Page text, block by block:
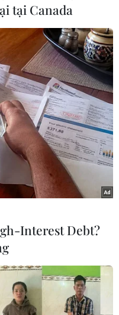
Hợp, Giám đốc
câu chuyện cổ tích
dũng cảm” sẽ đưa
câu chuyện thần
trong nhiều tiết mục
nhào lộn, đu dây,
xiếc và cả những
khán giả từ ngày
tại Rạp xiếc Trung
Anh (Vietnam+)
tại Canada
Interest Debt?